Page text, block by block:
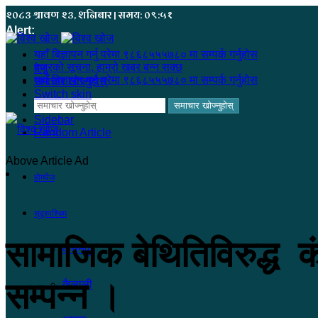
२०८३ श्रावण २३, शनिबार | समय: ०९:५१
Alert:
यहाँ बिज्ञापन गर्नु परेमा ९८६८५५५७८० मा सम्पर्क गर्नुहोस
हजुरको सूचना, हाम्रो खबर बन्न सक्छ
यहाँ बिज्ञापन गर्नु परेमा ९८६८५५५७८० मा सम्पर्क गर्नुहोस
समाचार खोज्नुहोस्
Sidebar
Random Article
मेनू
समाचार खोज्नुहोस्
Switch skin
होमपेज
सुदूरपश्चिम
कंचनपुर
कैलाली
Above Article Ad
सामाजिक
सम्पन्न ।